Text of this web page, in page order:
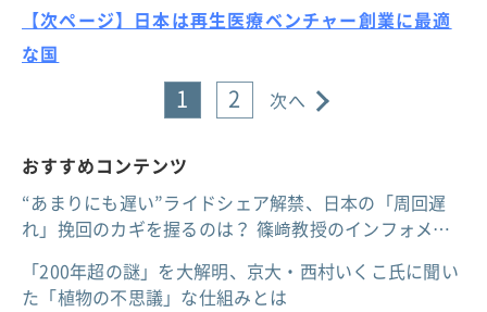
【次ページ】日本は再生医療ベンチャー創業に最適
な国
1 2 次へ
おすすめコンテンツ
“あまりにも遅い”ライドシェア解禁、日本の「周回遅
れ」挽回のカギを握るのは？ 篠﨑教授のインフォメ…
「200年超の謎」を大解明、京大・西村いくこ氏に聞い
た「植物の不思議」な仕組みとは